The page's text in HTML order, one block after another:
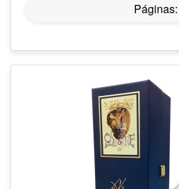
Páginas: